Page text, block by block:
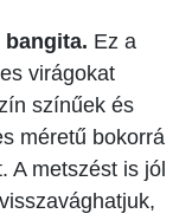
Ez a
virágokat
színűek és
méretű bokorrá
A metszést is jól